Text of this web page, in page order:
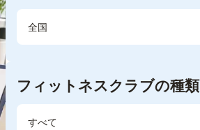
全国
フィットネスクラブの種類
すべて